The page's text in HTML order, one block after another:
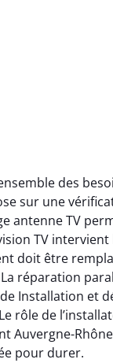
des
sur une
antenne TV
TV
doit être
réparation
Installation et
rôle de
Auvergne-
pour durer.